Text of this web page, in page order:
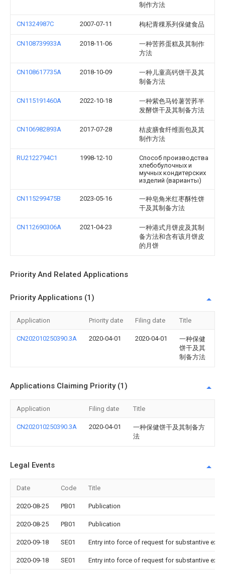
制作方法
CN1324987C 2007-07-11 枸杞青稞系列保健食品
CN108739933A 2018-11-06
一种苦荞蛋糕及其制作
方法
CN108617735A 2018-10-09
一种儿童高钙饼干及其
制备方法
CN115191460A 2022-10-18
一种紫色马铃薯苦荞半
发酵饼干及其制备方法
CN106982893A 2017-07-28
桔皮膳食纤维面包及其
制作方法
RU2122794C1 1998-12-10
Способ производства
хлебобулочных и
мучных кондитерских
изделий (варианты)
CN115299475B 2023-05-16
一种皂角米红枣酥性饼
干及其制备方法
CN112690306A 2021-04-23
一种港式月饼皮及其制
备方法和含有该月饼皮
的月饼
Priority And Related Applications
Priority Applications (1)
Application Priority date Filing date Title
CN202010250390.3A 2020-04-01 2020-04-01
一种保健
饼干及其
制备方法
Applications Claiming Priority (1)
Application Filing date Title
CN202010250390.3A 2020-04-01
一种保健饼干及其制备方
法
Legal Events
Date Code Title
2020-08-25 PB01 Publication
2020-08-25 PB01 Publication
2020-09-18 SE01 Entry into force of request for substantive
2020-09-18 SE01 Entry into force of request for substantive